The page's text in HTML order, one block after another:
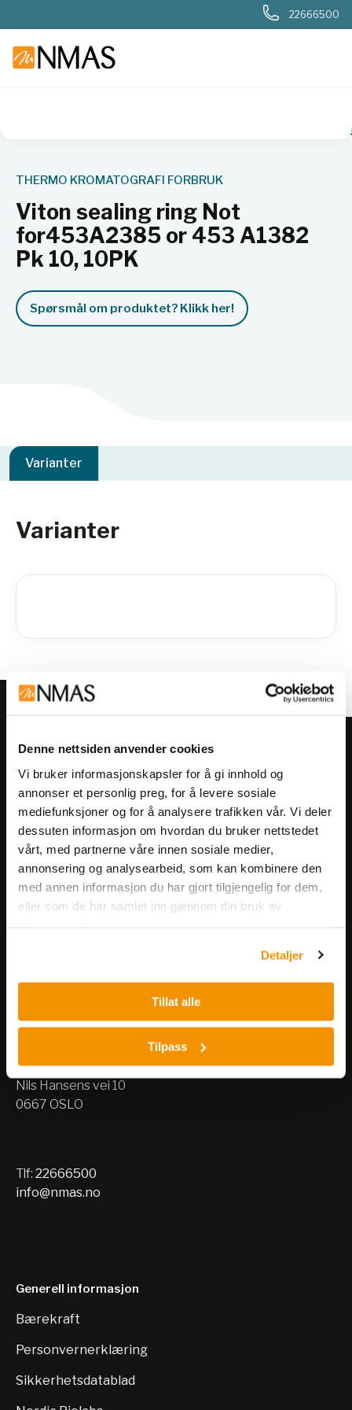
Denne nettsiden anvender cookies
Vi bruker informasjonskapsler for å gi innhold og
annonser et personlig preg, for å levere sosiale
mediefunksjoner og for å analysere trafikken vår. Vi deler
dessuten informasjon om hvordan du bruker nettstedet
vårt, med partnerne våre innen sosiale medier,
annonsering og analysearbeid, som kan kombinere den
med annen informasjon du har gjort tilgjengelig for dem,
eller som de har samlet inn gjennom din bruk av
Detaljer
Tillat alle
Tilpass
22666500
Viton sealing ring Not
THERMO KROMATOGRAFI FORBRUK
Viton sealing ring Not
for453A2385 or 453 A1382
Pk 10, 10PK
Spørsmål om produktet? Klikk her!
Varianter
Varianter
Meld deg på vårt nyhetsbrev!
Få informasjon om produkter,
arrangementer og kampanjer.
Meld på nyhetsbrev
Nils Hansens vei 8
Lager:
Nils Hansens vei 10
0667 OSLO
Tlf: 22666500
info@nmas.no
Generell informasjon
Bærekraft
Personvernerklæring
Sikkerhetsdatablad